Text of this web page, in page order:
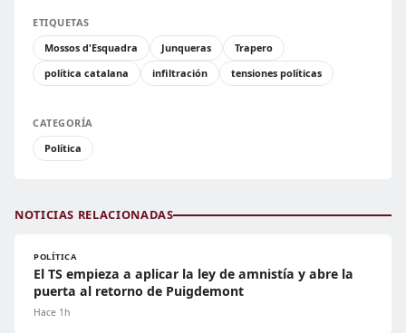
ETIQUETAS
Mossos d'Esquadra
Junqueras
Trapero
política catalana
infiltración tensiones políticas
CATEGORÍA
Política
NOTICIAS RELACIONADAS
POLÍTICA
El TS empieza a aplicar la ley de amnistía y abre la
puerta al retorno de Puigdemont
Hace 1h